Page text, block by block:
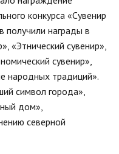
конкурса «Сувенир
получили награды в
«Этнический сувенир»,
сувенир»,
народных традиций».
символ города»,
дом»,
северной